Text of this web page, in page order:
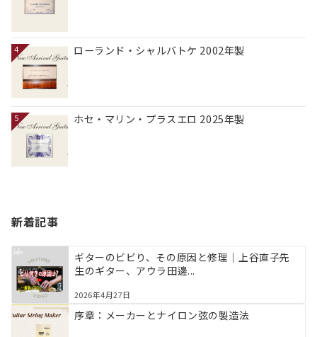
4 ローランド・シャルバトケ 2002年製
5 ホセ・マリン・プラスエロ 2025年製
新着記事
ギターのビビり、その原因と修理｜上谷直子先
生のギター、アウラ田邊...
2026年4月27日
序章：メーカーとナイロン弦の製造法